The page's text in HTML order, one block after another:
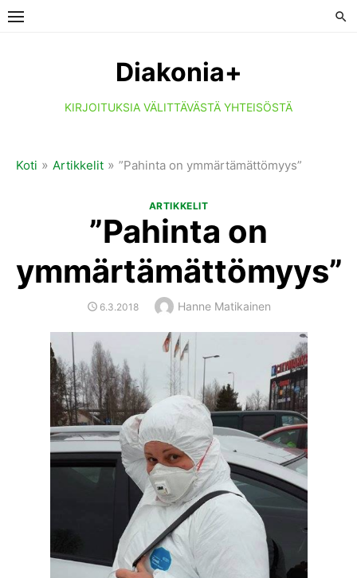
Skip
Diakonia+
KIRJOITUKSIA VÄLITTÄVÄSTÄ YHTEISÖSTÄ
Koti » Artikkelit » ”Pahinta on ymmärtämättömyys”
ARTIKKELIT
”Pahinta on
ymmärtämättömyys”
POSTED
6.3.2018 Author
Hanne Matikainen